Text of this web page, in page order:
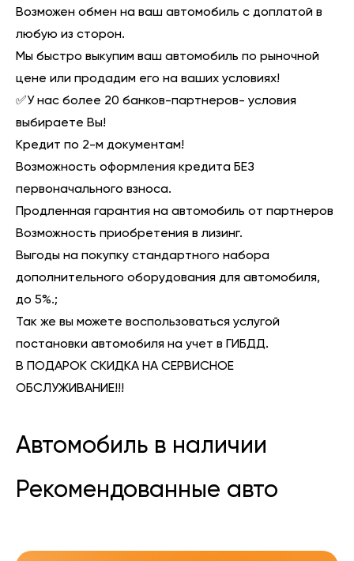
Возможен обмен на ваш автомобиль с доплатой в
любую из сторон.
Мы быстро выкупим ваш автомобиль по рыночной
цене или продадим его на ваших условиях!
✅У нас более 20 банков-партнеров- условия
выбираете Вы!
Кредит по 2-м документам!
Возможность оформления кредита БЕЗ
первоначального взноса.
Продленная гарантия на автомобиль от партнеров
Возможность приобретения в лизинг.
Выгоды на покупку стандартного набора
дополнительного оборудования для автомобиля,
до 5%.;
Так же вы можете воспользоваться услугой
постановки автомобиля на учет в ГИБДД.
В ПОДАРОК СКИДКА НА СЕРВИСНОЕ
ОБСЛУЖИВАНИЕ!!!
Автомобиль в наличии
Рекомендованные авто